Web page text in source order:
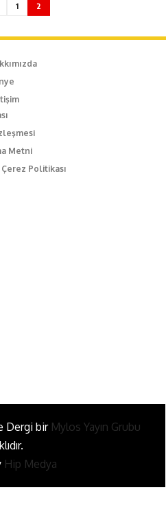
1 2
Metni
Politikası
Sok. No3/A Kadıköy İstanbul
Dergi bir Mylos Yayın Grubu
Hip Medya